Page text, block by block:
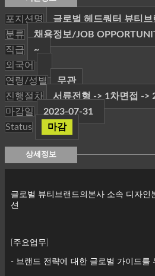
포지션명
글로벌 헤드쿼터 뷰티
분류
채용정보/JOB
직급
~
외국어
연령/성별
무관
진행절차
서류전형 -> 1차면접 ->
마감일
2023-07-31
Status
마감
상세정보
글로벌 뷰티브랜드의본사 소속 디자인
션
[주요업무]
- 브랜드 전략에 대한 글로벌 가이드를